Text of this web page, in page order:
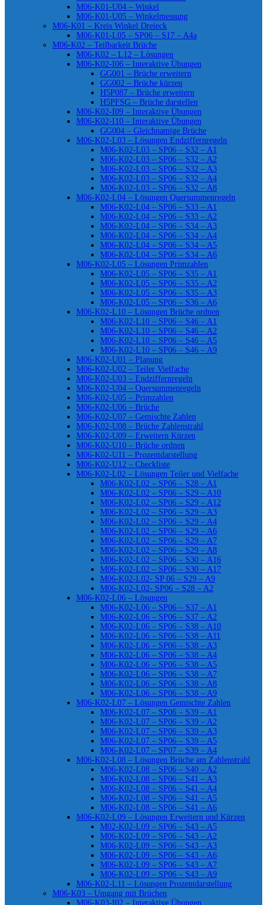
M06-K01-U04 – Winkel
M06-K01-U05 – Winkelmessung
M06-K01 – Kreis Winkel Dreieck
M06-K01-L05 – SP06 – S17 – A4a
M06-K02 – Teilbarkeit Brüche
M06-K02 – L12 – Lösungen
M06-K02-I06 – Interaktive Übungen
GG001 – Brüche erweitern
GG002 – Brüche kürzen
H5P087 – Brüche erweitern
H5PFSG – Brüche darstellen
M06-K02-I09 – Interaktive Übungen
M06-K02-I10 – Interaktive Übungen
GG004 – Gleichnamige Brüche
M06-K02-L03 – Lösungen Endziffernregeln
M06-K02-L03 – SP06 – S32 – A1
M06-K02-L03 – SP06 – S32 – A2
M06-K02-L03 – SP06 – S32 – A3
M06-K02-L03 – SP06 – S32 – A4
M06-K02-L03 – SP06 – S32 – A8
M06-K02-L04 – Lösungen Quersummenregeln
M06-K02-L04 – SP06 – S33 – A1
M06-K02-L04 – SP06 – S33 – A2
M06-K02-L04 – SP06 – S34 – A3
M06-K02-L04 – SP06 – S34 – A4
M06-K02-L04 – SP06 – S34 – A5
M06-K02-L04 – SP06 – S34 – A6
M06-K02-L05 – Lösungen Primzahlen
M06-K02-L05 – SP06 – S35 – A1
M06-K02-L05 – SP06 – S35 – A2
M06-K02-L05 – SP06 – S35 – A3
M06-K02-L05 – SP06 – S36 – A6
M06-K02-L10 – Lösungen Brüche ordnen
M06-K02-L10 – SP06 – S46 – A1
M06-K02-L10 – SP06 – S46 – A2
M06-K02-L10 – SP06 – S46 – A5
M06-K02-L10 – SP06 – S46 – A9
M06-K02-U01 – Planung
M06-K02-U02 – Teiler Vielfache
M06-K02-U03 – Endziffernregeln
M06-K02-U04 – Quersummenregeln
M06-K02-U05 – Primzahlen
M06-K02-U06 – Brüche
M06-K02-U07 – Gemischte Zahlen
M06-K02-U08 – Brüche Zahlenstrahl
M06-K02-U09 – Erweitern Kürzen
M06-K02-U10 – Brüche ordnen
M06-K02-U11 – Prozentdarstellung
M06-K02-U12 – Checkliste
M06-K02-L02 – Lösungen Teiler und Vielfache
M06-K02-L02 – SP06 – S28 – A1
M06-K02-L02 – SP06 – S29 – A10
M06-K02-L02 – SP06 – S29 – A12
M06-K02-L02 – SP06 – S29 – A3
M06-K02-L02 – SP06 – S29 – A4
M06-K02-L02 – SP06 – S29 – A6
M06-K02-L02 – SP06 – S29 – A7
M06-K02-L02 – SP06 – S29 – A8
M06-K02-L02 – SP06 – S30 – A16
M06-K02-L02 – SP06 – S30 – A17
M06-K02-L02- SP 06 – S29 – A9
M06-K02-L02- SP06 – S28 – A2
M06-K02-L06 – Lösungen
M06-K02-L06 – SP06 – S37 – A1
M06-K02-L06 – SP06 – S37 – A2
M06-K02-L06 – SP06 – S38 – A10
M06-K02-L06 – SP06 – S38 – A11
M06-K02-L06 – SP06 – S38 – A3
M06-K02-L06 – SP06 – S38 – A4
M06-K02-L06 – SP06 – S38 – A5
M06-K02-L06 – SP06 – S38 – A7
M06-K02-L06 – SP06 – S38 – A8
M06-K02-L06 – SP06 – S38 – A9
M06-K02-L07 – Lösungen Gemischte Zahlen
M06-K02-L07 – SP06 – S39 – A1
M06-K02-L07 – SP06 – S39 – A2
M06-K02-L07 – SP06 – S39 – A3
M06-K02-L07 – SP06 – S39 – A5
M06-K02-L07 – SP07 – S39 – A4
M06-K02-L08 – Lösungen Brüche am Zahlenstrahl
M06-K02-L08 – SP06 – S40 – A2
M06-K02-L08 – SP06 – S41 – A3
M06-K02-L08 – SP06 – S41 – A4
M06-K02-L08 – SP06 – S41 – A5
M06-K02-L08 – SP06 – S41 – A6
M06-K02-L09 – Lösungen Erweitern und Kürzen
M02-K02-L09 – SP06 – S43 – A5
M06-K02-L09 – SP06 – S43 – A2
M06-K02-L09 – SP06 – S43 – A3
M06-K02-L09 – SP06 – S43 – A6
M06-K02-L09 – SP06 – S43 – A7
M06-K02-L09 – SP06 – S43 – A9
M06-K02-L11 – Lösungen Prozentdarstellung
M06-K03 – Umgang mit Brüchen
M06-K03-I02 – Interaktive Übungen